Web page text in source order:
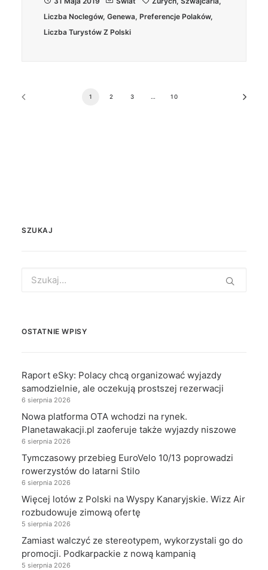
Liczba Noclegów, Genewa, Preferencje Polaków,
Liczba Turystów Z Polski
1 2 3 … 10
SZUKAJ
for:
OSTATNIE WPISY
Raport eSky: Polacy chcą organizować wyjazdy
samodzielnie, ale oczekują prostszej rezerwacji
6 sierpnia 2026
Nowa platforma OTA wchodzi na rynek.
Planetawakacji.pl zaoferuje także wyjazdy niszowe
6 sierpnia 2026
Tymczasowy przebieg EuroVelo 10/13 poprowadzi
rowerzystów do latarni Stilo
6 sierpnia 2026
Więcej lotów z Polski na Wyspy Kanaryjskie. Wizz Air
rozbudowuje zimową ofertę
5 sierpnia 2026
Zamiast walczyć ze stereotypem, wykorzystali go do
promocji. Podkarpackie z nową kampanią
5 sierpnia 2026